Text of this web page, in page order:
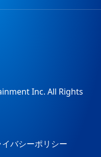
Inc. All Rights
イバシーポリシー